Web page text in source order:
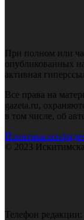
При полном или
опубликованных
активная
Все права на
gazeta.ru,
в том числе, об
Политика
© 2023
Телефон редакции: